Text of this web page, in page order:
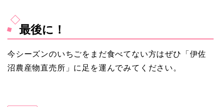
最後に！
今シーズンのいちごをまだ食べてない方はぜひ「伊佐
沼農産物直売所」に足を運んでみてください。